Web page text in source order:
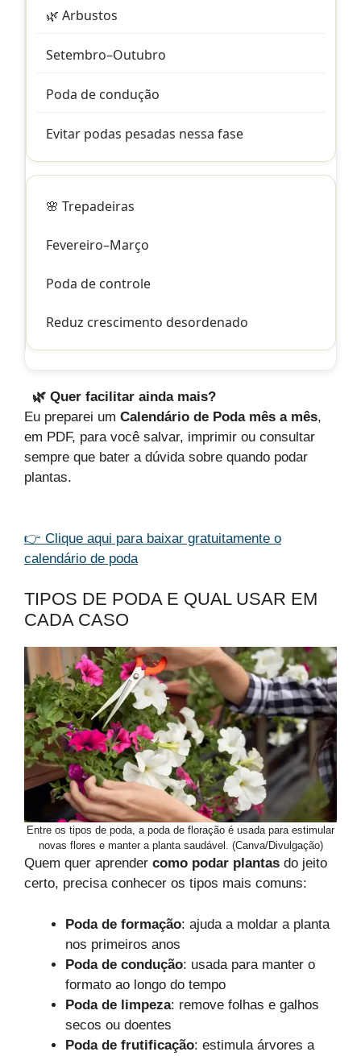
🌿 Arbustos
Setembro–Outubro
Poda de condução
Evitar podas pesadas nessa fase
🌸 Trepadeiras
Fevereiro–Março
Poda de controle
Reduz crescimento desordenado
🌿 Quer facilitar ainda mais?
Eu preparei um Calendário de Poda mês a mês,
em PDF, para você salvar, imprimir ou consultar
sempre que bater a dúvida sobre quando podar
plantas.
👉 Clique aqui para baixar gratuitamente o
calendário de poda
TIPOS DE PODA E QUAL USAR EM
CADA CASO
Entre os tipos de poda, a poda de floração é usada para estimular
novas flores e manter a planta saudável. (Canva/Divulgação)
Quem quer aprender como podar plantas do jeito
certo, precisa conhecer os tipos mais comuns:
Poda de formação: ajuda a moldar a planta
nos primeiros anos
Poda de condução: usada para manter o
formato ao longo do tempo
Poda de limpeza: remove folhas e galhos
secos ou doentes
Poda de frutificação: estimula árvores a